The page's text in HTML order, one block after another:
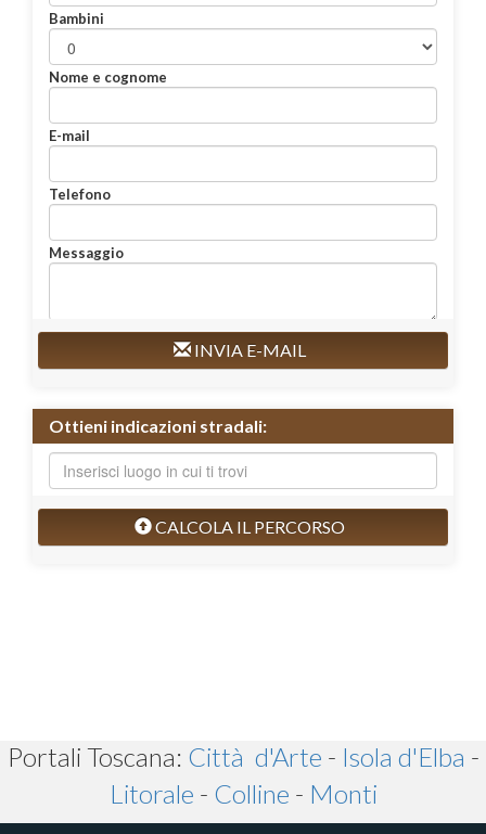
Bambini
Nome e cognome
E-mail
Telefono
Messaggio
INVIA E-MAIL
Ottieni indicazioni stradali:
CALCOLA IL PERCORSO
Portali Toscana: Città d'Arte - Isola d'Elba -
Litorale - Colline - Monti